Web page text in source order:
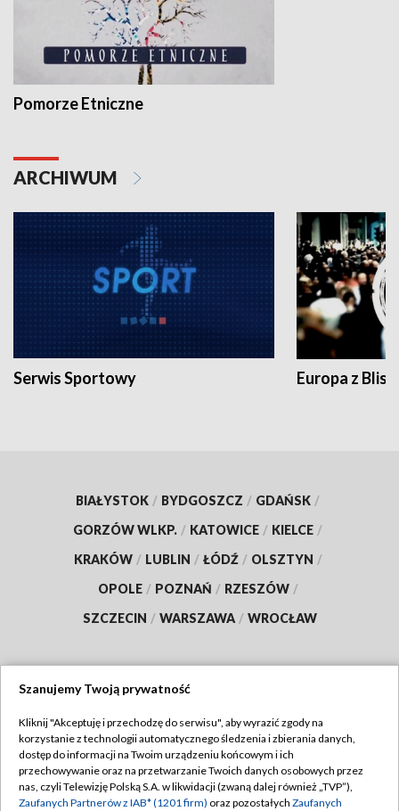
Pomorze Etniczne
ARCHIWUM
Serwis Sportowy Europa z
BIAŁYSTOK / BYDGOSZCZ / GDAŃSK /
GORZÓW WLKP. / KATOWICE / KIELCE /
KRAKÓW / LUBLIN / ŁÓDŹ / OLSZTYN /
OPOLE / POZNAŃ / RZESZÓW /
SZCZECIN / WARSZAWA / WROCŁAW
TVP
Abonament TVP
Emisja w TVP
Regulamin TVP
Polityka prywatności
Szanujemy Twoją prywatność
Kliknij "Akceptuję i przechodzę do serwisu", aby wyrazić zgody na
korzystanie z technologii automatycznego śledzenia i zbierania danych,
dostęp do informacji na Twoim urządzeniu końcowym i ich
przechowywanie oraz na przetwarzanie Twoich danych osobowych przez
nas, czyli Telewizję Polską S.A. w likwidacji (zwaną dalej również „TVP”),
Zaufanych Partnerów z IAB* (1201 firm) oraz pozostałych Zaufanych